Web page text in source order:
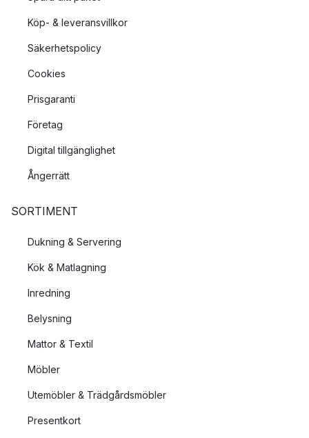
Köp- & leveransvillkor
Säkerhetspolicy
Cookies
Prisgaranti
Företag
Digital tillgänglighet
Ångerrätt
SORTIMENT
Dukning & Servering
Kök & Matlagning
Inredning
Belysning
Mattor & Textil
Möbler
Utemöbler & Trädgårdsmöbler
Presentkort